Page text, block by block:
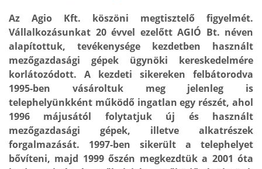
Az Agio Kft. köszöni megtisztelő figyelmét.
Vállalkozásunkat 20 évvel ezelőtt AGIÓ Bt. néven
alapítottuk, tevékenysége kezdetben használt
mezőgazdasági gépek ügynöki kereskedelmére
korlátozódott. A kezdeti sikereken felbátorodva
1995-ben vásároltuk meg jelenleg is
telephelyünkként működő ingatlan egy részét, ahol
1996 májusától folytatjuk új és használt
mezőgazdasági gépek, illetve alkatrészek
forgalmazását. 1997-ben sikerült a telephelyet
bővíteni, majd 1999 őszén megkezdtük a 2001 óta